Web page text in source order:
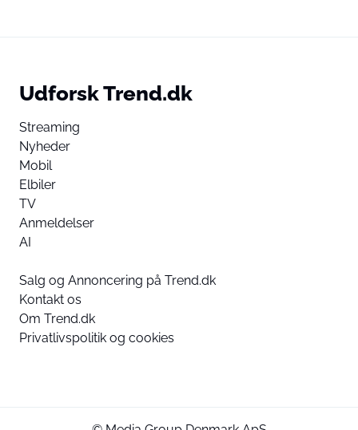
Udforsk Trend.dk
Streaming
Nyheder
Mobil
Elbiler
TV
Anmeldelser
AI
Salg og Annoncering på Trend.dk
Kontakt os
Om Trend.dk
Privatlivspolitik og cookies